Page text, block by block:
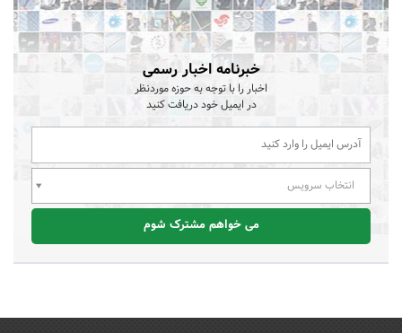
خبرنامه اخبار رسمی
اخبار را با توجه به حوزه موردنظر
در ایمیل خود دریافت کنید
انتخاب سرویس
می خواهم مشترک شوم